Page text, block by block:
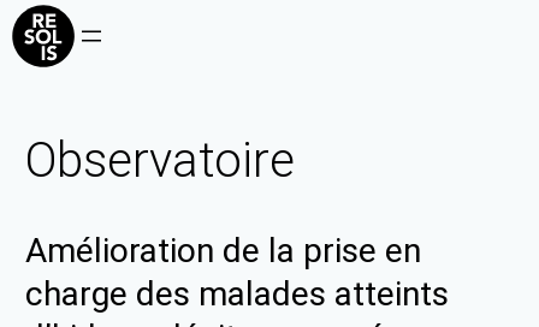
Observatoire
Amélioration de la prise en
charge des malades atteints